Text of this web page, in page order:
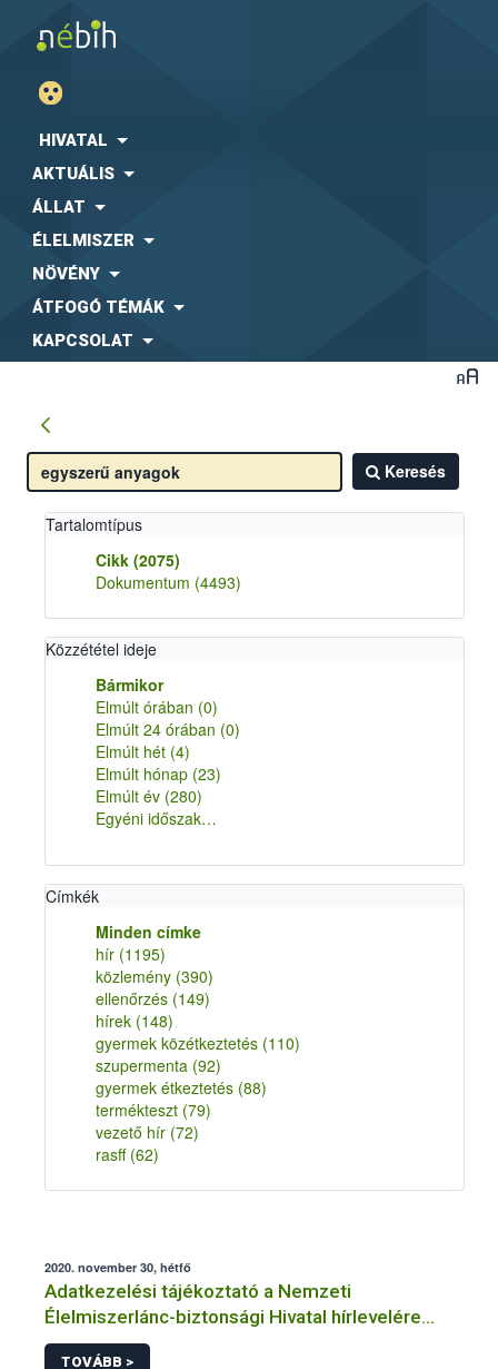
HIVATAL
AKTUÁLIS
ÁLLAT
ÉLELMISZER
NÖVÉNY
ÁTFOGÓ TÉMÁK
KAPCSOLAT
Keresés
Tartalomtípus
Cikk (2075)
Dokumentum (4493)
Közzététel ideje
Bármikor
Elmúlt órában (0)
Elmúlt 24 órában (0)
Elmúlt hét (4)
Elmúlt hónap (23)
Elmúlt év (280)
Egyéni időszak…
Címkék
Minden címke
hír (1195)
közlemény (390)
ellenőrzés (149)
hírek (148)
gyermek közétkeztetés (110)
szupermenta (92)
gyermek étkeztetés (88)
termékteszt (79)
vezető hír (72)
rasff (62)
2020. november 30, hétfő
Adatkezelési tájékoztató a Nemzeti
Élelmiszerlánc-biztonsági Hivatal hírlevelére
történő regisztrációhoz kapcsolódó
TOVÁBB >